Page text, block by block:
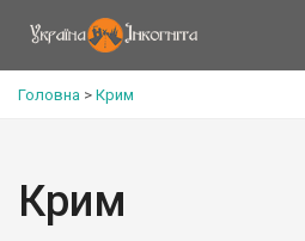
Головна > Крим
Крим